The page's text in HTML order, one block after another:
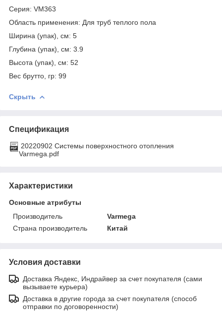
Серия: VM363
Область применения: Для труб теплого пола
Ширина (упак), см: 5
Глубина (упак), см: 3.9
Высота (упак), см: 52
Вес брутто, гр: 99
Скрыть
Спецификация
20220902 Системы поверхностного отопления
Varmega.pdf
Характеристики
Основные атрибуты
Производитель
Varmega
Страна производитель
Китай
Условия доставки
Доставка Яндекс, Индрайвер за счет покупателя (сами
вызываете курьера)
Доставка в другие города за счет покупателя (способ
отправки по договоренности)